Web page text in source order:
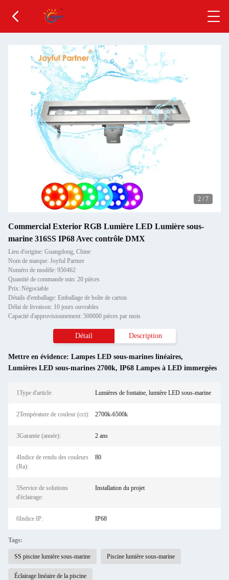
2 / 7
Commercial Exterior RGB Lumière LED Lumière sous-
marine 316SS IP68 Avec contrôle DMX
Lieu d'origine: Guangdong, Chine
Nom de marque: Joyful Partner
Numéro de modèle: 950462
Quantité de commande min: 20 pièces
Prix: Négociable
Détails d'emballage: Emballage de boîte de carton
Délai de livraison: 10 jours ouvrables
Capacité d'approvisionnement: 500000 pièces par mois
Détail Description
Mettre en évidence: Lampes LED sous-marines linéaires,
Lumières LED sous-marines 2700k, IP68 Lampes à LED immergées
1Type d'article: Lumières de fontaine, lumière LED sous-marine
2Température de couleur (cct): 2700k-6500k
3Garantie (année): 2 ans
4Indice de rendu des couleurs
(Ra):
80
5Service de solutions
d'éclairage:
Installation du projet
6Indice IP: IP68
Tags:
SS piscine lumière sous-marine Piscine lumière sous-marine
Éclairage linéaire de la piscine